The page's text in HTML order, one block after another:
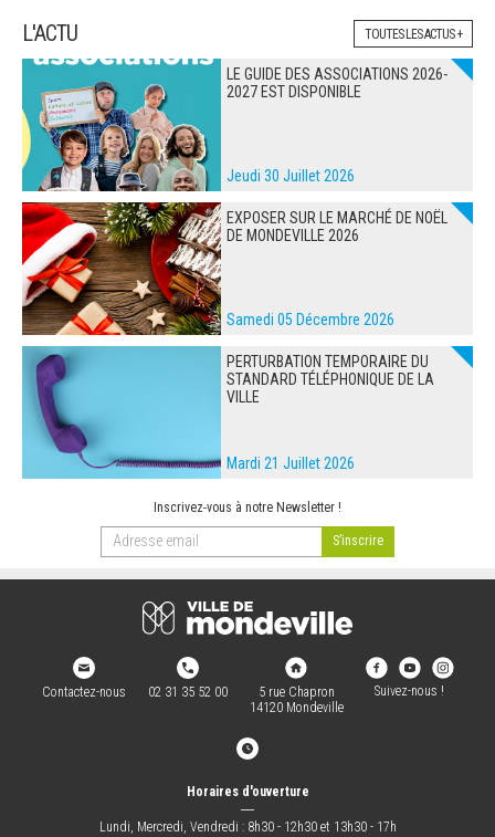
L'ACTU TOUTES LES ACTUS +
LE GUIDE DES ASSOCIATIONS 2026-
2027 EST DISPONIBLE
Jeudi 30 Juillet 2026
EXPOSER SUR LE MARCHÉ DE NOËL
DE MONDEVILLE 2026
Samedi 05 Décembre 2026
PERTURBATION TEMPORAIRE DU
STANDARD TÉLÉPHONIQUE DE LA
VILLE
Mardi 21 Juillet 2026
Inscrivez-vous à notre Newsletter !
Contactez-nous 02 31 35 52 00
5 rue Chapron
14120 Mondeville
Suivez-nous !
Horaires d'ouverture
―
Lundi, Mercredi, Vendredi : 8h30 - 12h30 et 13h30 - 17h